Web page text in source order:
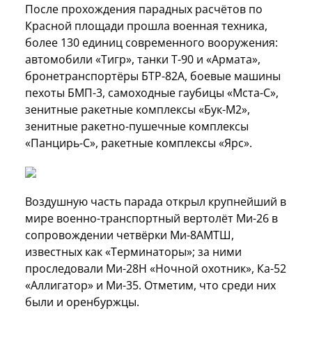
После прохождения парадных расчётов по
Красной площади прошла военная техника,
более 130 единиц современного вооружения:
автомобили «Тигр», танки Т-90 и «Армата»,
бронетранспортёры БТР-82А, боевые машины
пехоты БМП-3, самоходные гаубицы «Мста-С»,
зенитные ракетные комплексы «Бук-М2»,
зенитные ракетно-пушечные комплексы
«Панцирь-С», ракетные комплексы «Ярс».
Воздушную часть парада открыл крупнейший в
мире военно-транспортный вертолёт Ми-26 в
сопровождении четвёрки Ми-8АМТШ,
известных как «Терминаторы»; за ними
проследовали Ми-28Н «Ночной охотник», Ка-52
«Аллигатор» и Ми-35. Отметим, что среди них
были и оренбуржцы.